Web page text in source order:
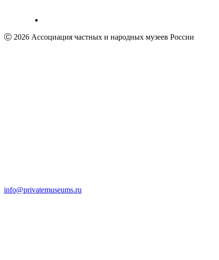
Ⓒ 2026 Ассоциация частных и народных музеев России
info@privatemuseums.ru